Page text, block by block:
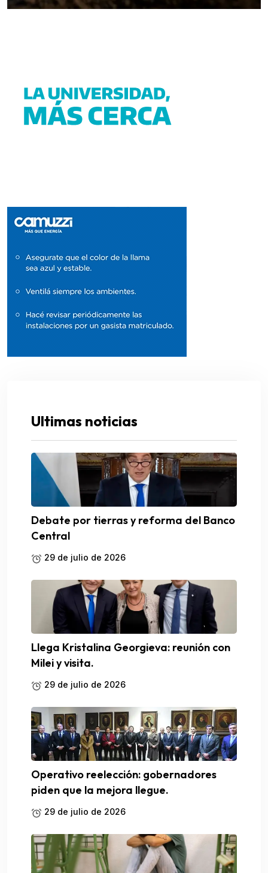
Ultimas noticias
Debate por tierras y reforma del Banco
Central
29 de julio de 2026
Llega Kristalina Georgieva: reunión con
Milei y visita.
29 de julio de 2026
Operativo reelección: gobernadores
piden que la mejora llegue.
29 de julio de 2026